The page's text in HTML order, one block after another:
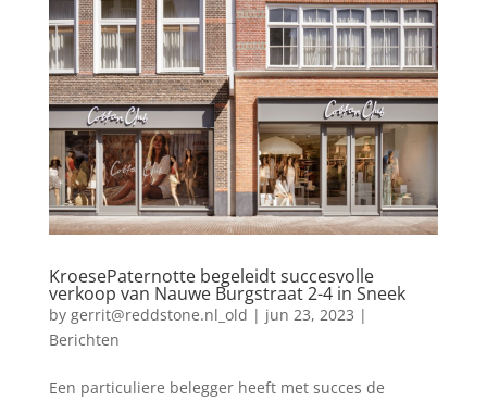
KroesePaternotte begeleidt succesvolle
verkoop van Nauwe Burgstraat 2-4 in Sneek
by gerrit@reddstone.nl_old | jun 23, 2023 |
Berichten
Een particuliere belegger heeft met succes de